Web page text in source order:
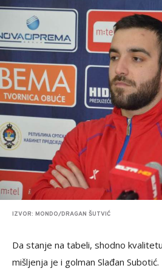
IZVOR: MONDO/DRAGAN ŠUTVIĆ
Da stanje na tabeli, shodno
mišljenja je i golman Slađan Subotić.